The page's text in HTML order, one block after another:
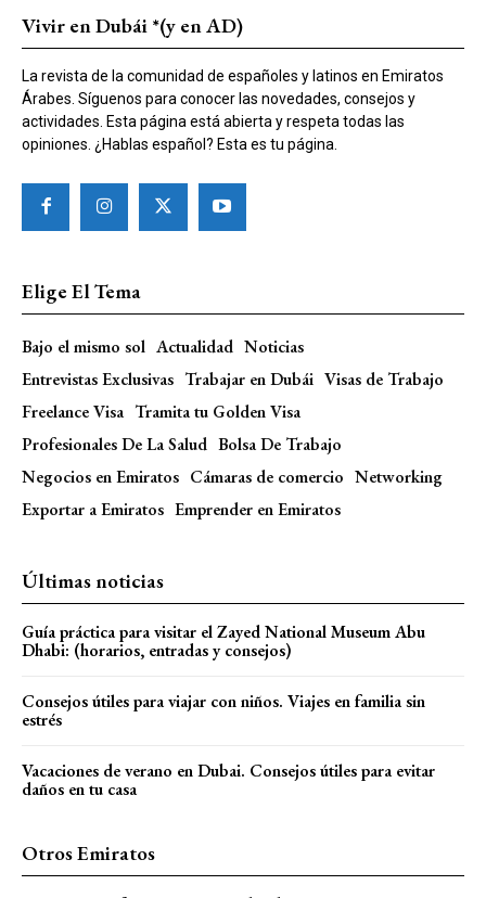
Vivir en Dubái *(y en AD)
La revista de la comunidad de españoles y latinos en Emiratos
Árabes. Síguenos para conocer las novedades, consejos y
actividades. Esta página está abierta y respeta todas las
opiniones. ¿Hablas español? Esta es tu página.
Elige El Tema
Bajo el mismo sol Actualidad Noticias
Entrevistas Exclusivas Trabajar en Dubái Visas de Trabajo
Freelance Visa Tramita tu Golden Visa
Profesionales De La Salud Bolsa De Trabajo
Negocios en Emiratos Cámaras de comercio Networking
Exportar a Emiratos Emprender en Emiratos
Últimas noticias
Guía práctica para visitar el Zayed National Museum Abu
Dhabi: (horarios, entradas y consejos)
Consejos útiles para viajar con niños. Viajes en familia sin
estrés
Vacaciones de verano en Dubai. Consejos útiles para evitar
daños en tu casa
Otros Emiratos